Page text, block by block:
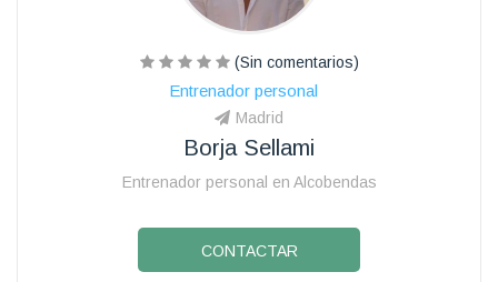
(Sin comentarios)
Entrenador personal
Madrid
Borja Sellami
Entrenador personal en Alcobendas
CONTACTAR